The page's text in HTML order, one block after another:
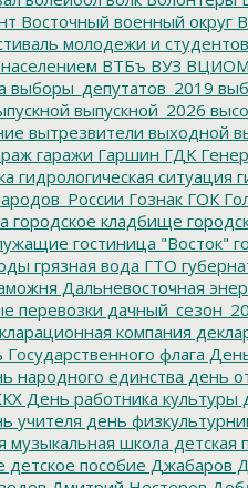
Восточный военный округ
молодежи и студентов
ВТБъ ВУЗ ВЦИОМ
выборы_депутатов_2019
выпускной_2026
вытрезвители выходной
гаражи Гаршин ГДК
гидрологическая ситуация
Гознак ГОК
городское кладбище
гостиница "Восток"
грязная вода ГТО
Дальневосточная
перевозки
компания
флага
народного единства день
День работника культуры
учителя день
музыкальная школа детская
детское пособие Джабаров